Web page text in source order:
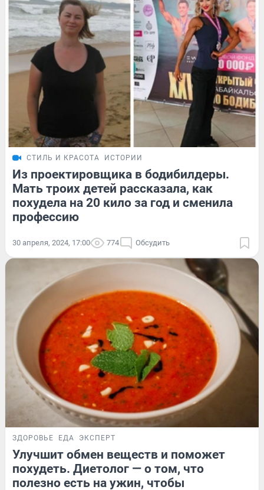
СТИЛЬ И КРАСОТА ИСТОРИИ
Из проектировщика в бодибилдеры.
Мать троих детей рассказала, как
похудела на 20 кило за год и сменила
профессию
30 апреля, 2024, 17:00 774 Обсудить
ЗДОРОВЬЕ ЕДА ЭКСПЕРТ
Улучшит обмен веществ и поможет
похудеть. Диетолог — о том, что
полезно есть на ужин, чтобы